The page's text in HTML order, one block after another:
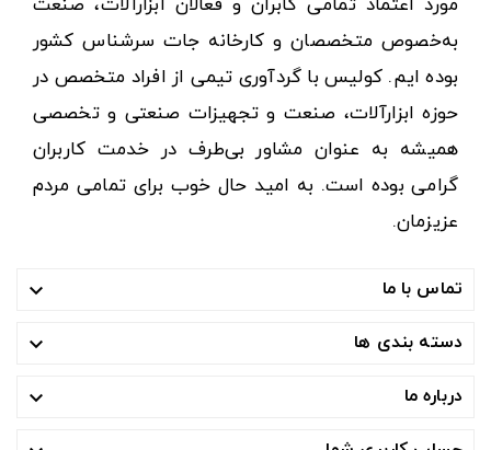
مورد اعتماد تمامی کابران و فعالان ابزارآلات، صنعت
به‌خصوص متخصصان و کارخانه جات سرشناس کشور
بوده ایم. کولیس با گردآوری تیمی از افراد متخصص در
حوزه ابزارآلات، صنعت و تجهیزات صنعتی و تخصصی
همیشه به عنوان مشاور بی‌طرف در خدمت کاربران
گرامی بوده است. به امید حال خوب برای تمامی مردم
عزیزمان.
تماس با ما 
دسته بندی ها 
درباره ما 